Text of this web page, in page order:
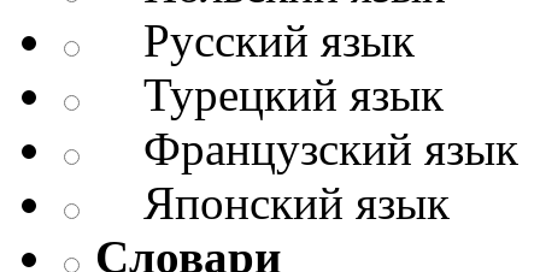
Русский язык
Турецкий язык
Французский язык
Японский язык
Словари